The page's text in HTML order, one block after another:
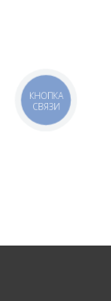
КНОПКА
СВЯЗИ